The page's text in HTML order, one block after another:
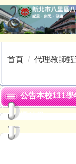
跳
到
主
要
內
首頁 代理教師甄
公告本校111
選結果